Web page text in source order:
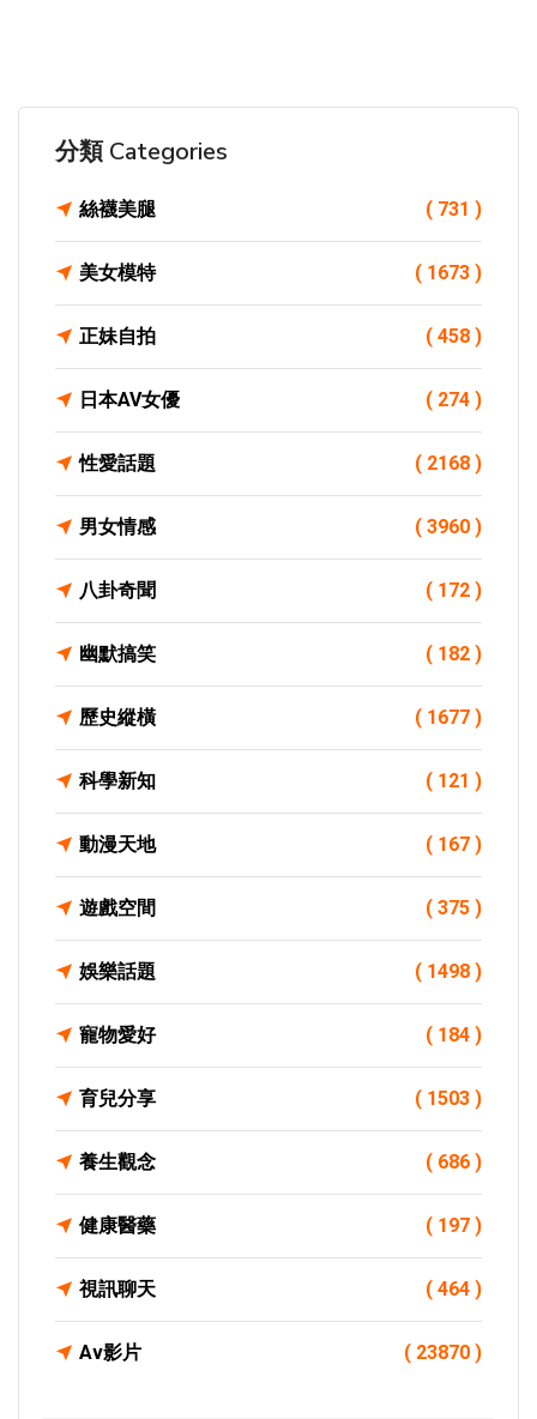
分類 Categories
絲襪美腿 ( 731 )
美女模特 ( 1673 )
正妹自拍 ( 458 )
日本AV女優 ( 274 )
性愛話題 ( 2168 )
男女情感 ( 3960 )
八卦奇聞 ( 172 )
幽默搞笑 ( 182 )
歷史縱橫 ( 1677 )
科學新知 ( 121 )
動漫天地 ( 167 )
遊戲空間 ( 375 )
娛樂話題 ( 1498 )
寵物愛好 ( 184 )
育兒分享 ( 1503 )
養生觀念 ( 686 )
健康醫藥 ( 197 )
視訊聊天 ( 464 )
Av影片 ( 23870 )